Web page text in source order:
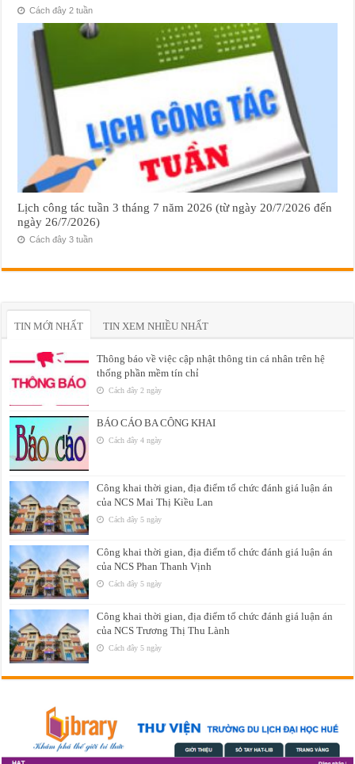
Cách đây 2 tuần
Lịch công tác tuần 3 tháng 7 năm 2026 (từ ngày 20/7/2026 đến
ngày 26/7/2026)
Cách đây 3 tuần
TIN MỚI NHẤT TIN XEM NHIỀU NHẤT
Thông báo về việc cập nhật thông tin cá nhân trên hệ
thống phần mềm tín chỉ
Cách đây 2 ngày
BÁO CÁO BA CÔNG KHAI
Cách đây 4 ngày
Công khai thời gian, địa điểm tổ chức đánh giá luận án
của NCS Mai Thị Kiều Lan
Cách đây 5 ngày
Công khai thời gian, địa điểm tổ chức đánh giá luận án
của NCS Phan Thanh Vịnh
Cách đây 5 ngày
Công khai thời gian, địa điểm tổ chức đánh giá luận án
của NCS Trương Thị Thu Lành
Cách đây 5 ngày